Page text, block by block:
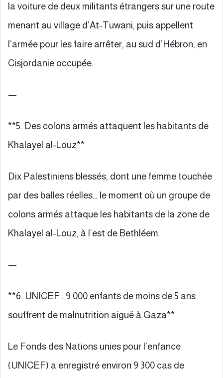
la voiture de deux militants étrangers sur une route
menant au village d’At-Tuwani, puis appellent
l’armée pour les faire arrêter, au sud d’Hébron, en
Cisjordanie occupée.
—
**5. Des colons armés attaquent les habitants de
Khalayel al-Louz**
Dix Palestiniens blessés, dont une femme touchée
par des balles réelles… le moment où un groupe de
colons armés attaque les habitants de la zone de
Khalayel al-Louz, à l’est de Bethléem.
—
**6. UNICEF : 9 000 enfants de moins de 5 ans
souffrent de malnutrition aiguë à Gaza**
Le Fonds des Nations unies pour l’enfance
(UNICEF) a enregistré environ 9 300 cas de